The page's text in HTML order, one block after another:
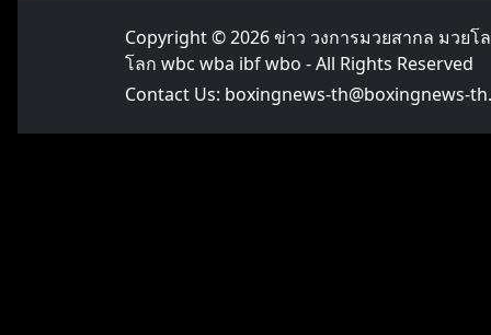
Copyright © 2026ข่าว วงการมวยสากล มวย
โลก wbc wba ibf wbo - All Rights Reserved
Contact Us: boxingnews-th@boxingnews-